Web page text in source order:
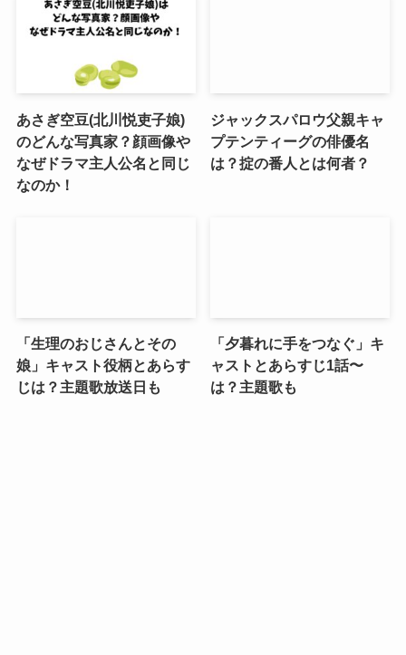
あさぎ空豆(北川悦吏子娘)
のどんな写真家？顔画像や
なぜドラマ主人公名と同じ
なのか！
ジャックスパロウ父親キャ
プテンティーグの俳優名
は？掟の番人とは何者？
「生理のおじさんとその
娘」キャスト役柄とあらす
じは？主題歌放送日も
「夕暮れに手をつなぐ」キ
ャストとあらすじ1話〜
は？主題歌も